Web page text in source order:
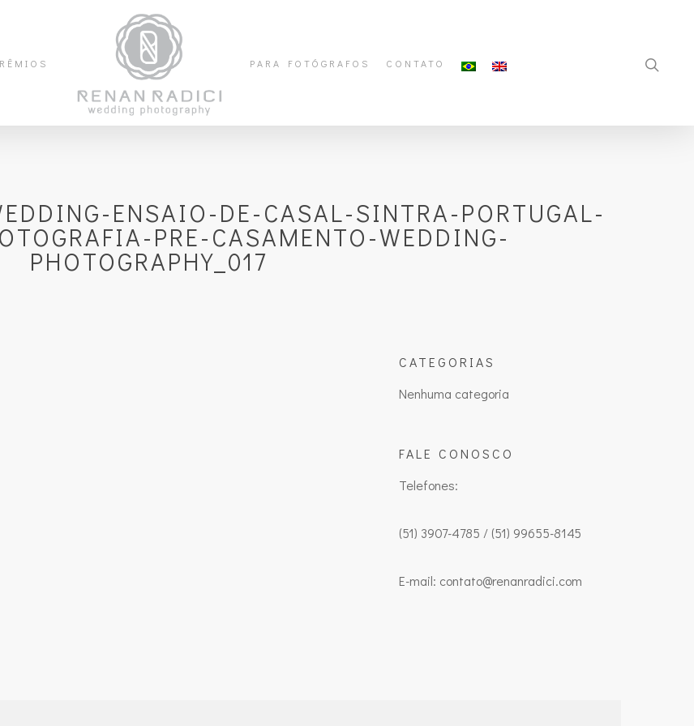
PARA FOTÓGRAFOS CONTATO
ENSAIO-DE-CASAL-SINTRA-PORTUGAL-
PRE-CASAMENTO-WEDDING-
PHOTOGRAPHY_017
CATEGORIAS
Nenhuma categoria
FALE CONOSCO
Telefones:
(51) 3907-4785 / (51) 99655-8145
E-mail: contato@renanradici.com